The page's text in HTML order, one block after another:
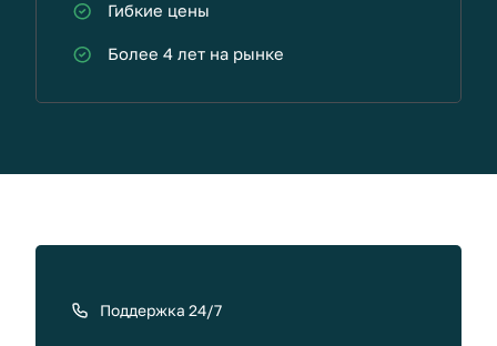
Гибкие цены
Более 4 лет на рынке
Поддержка 24/7